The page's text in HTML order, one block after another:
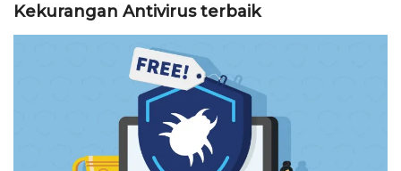
Kekurangan Antivirus terbaik